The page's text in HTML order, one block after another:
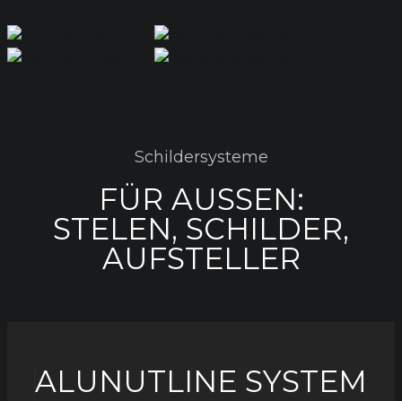
Schildersysteme
FÜR AUSSEN:
STELEN, SCHILDER,
AUFSTELLER
ALUNUTLINE SYSTEM